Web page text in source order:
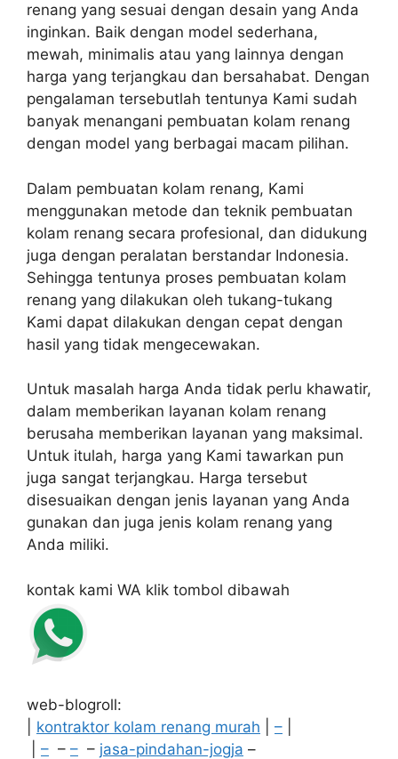
renang yang sesuai dengan desain yang Anda
inginkan. Baik dengan model sederhana,
mewah, minimalis atau yang lainnya dengan
harga yang terjangkau dan bersahabat. Dengan
pengalaman tersebutlah tentunya Kami sudah
banyak menangani pembuatan kolam renang
dengan model yang berbagai macam pilihan.
Dalam pembuatan kolam renang, Kami
menggunakan metode dan teknik pembuatan
kolam renang secara profesional, dan didukung
juga dengan peralatan berstandar Indonesia.
Sehingga tentunya proses pembuatan kolam
renang yang dilakukan oleh tukang-tukang
Kami dapat dilakukan dengan cepat dengan
hasil yang tidak mengecewakan.
Untuk masalah harga Anda tidak perlu khawatir,
dalam memberikan layanan kolam renang
berusaha memberikan layanan yang maksimal.
Untuk itulah, harga yang Kami tawarkan pun
juga sangat terjangkau. Harga tersebut
disesuaikan dengan jenis layanan yang Anda
gunakan dan juga jenis kolam renang yang
Anda miliki.
kontak kami WA klik tombol dibawah
web-blogroll:
kontraktor kolam renang murah –
– – – – jasa-pindahan-jogja –